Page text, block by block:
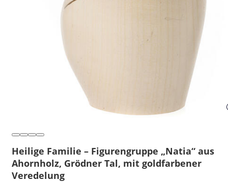
Heilige Familie – Figurengruppe „Natia“ aus
Ahornholz, Grödner Tal, mit goldfarbener
Veredelung